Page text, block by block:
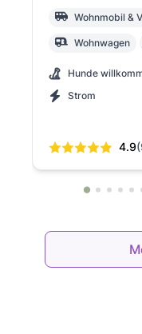
Wohnmobil &
Wohnwagen
Hunde
Strom
4.9